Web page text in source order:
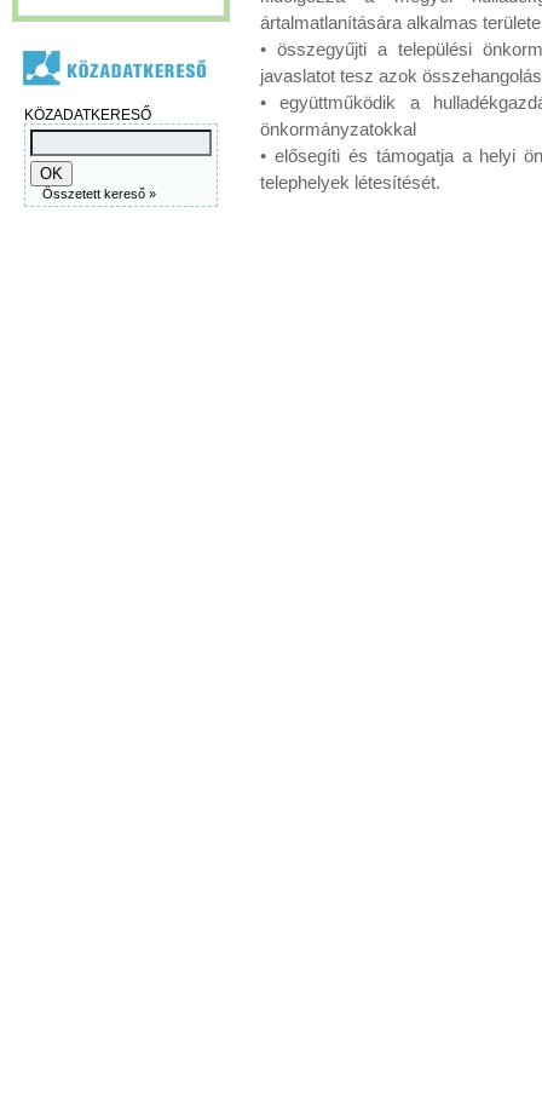
KÖZADATKERESŐ
Összetett kereső »
ártalmatlanítására alkalmas
• összegyűjti a települési
javaslatot tesz azok
• együttműködik a
önkormányzatokkal
• elősegíti és támogatja a helyi
telephelyek létesítését.